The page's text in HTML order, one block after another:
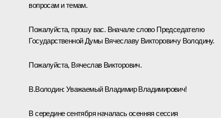
вопросам и темам.
Пожалуйста, прошу вас. Вначале слово Председателю
Государственной Думы Вячеславу Викторовичу Володину.
Пожалуйста, Вячеслав Викторович.
В.Володин: Уважаемый Владимир Владимирович!
В середине сентября началась осенняя сессия